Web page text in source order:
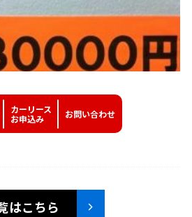
カーリース
お申込み
お問い合わせ
はこちら